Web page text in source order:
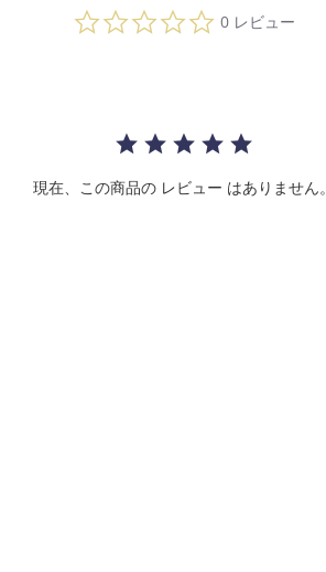
0.
0
a
0 レビュー
現在、この商品の レビュー はありません。